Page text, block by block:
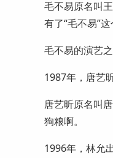
毛不易原名叫
有了“毛不易”
毛不易的演艺
1987年，唐艺
唐艺昕原名叫
狗粮啊。
1996年，林允